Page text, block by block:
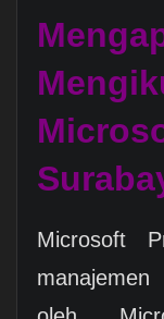
Microsoft